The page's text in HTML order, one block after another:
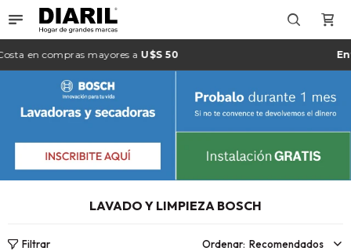

en compras mayores aU$S 50
LAVADO Y LIMPIEZA BOSCH
Recomendados